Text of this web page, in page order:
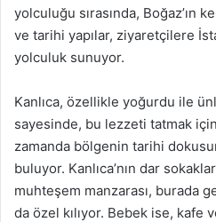
yolculuğu sırasında, Boğaz’ın
ve tarihi yapılar, ziyaretçilere
yolculuk sunuyor.
Kanlıca, özellikle yoğurdu ile
sayesinde, bu lezzeti tatmak
zamanda bölgenin tarihi
buluyor. Kanlıca’nın dar
muhteşem manzarası, burada
da özel kılıyor. Bebek ise, kafe